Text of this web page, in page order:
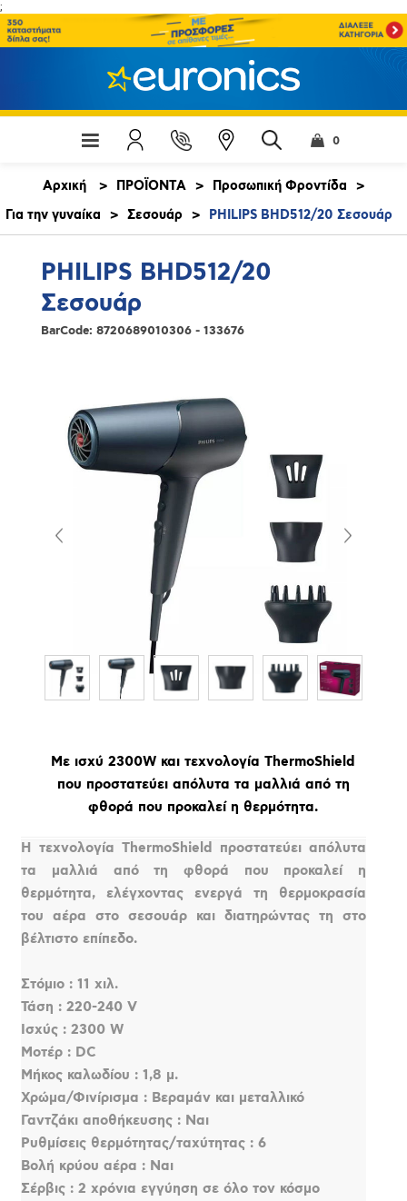
;
0
Αρχική > ΠΡΟΪΟΝΤΑ > Προσωπική Φροντίδα
>
Για την γυναίκα
> Σεσουάρ > PHILIPS BHD512/20 Σεσουάρ
PHILIPS BHD512/20
Σεσουάρ
BarCode: 8720689010306 - 133676
Με ισχύ 2300W και τεχνολογία ThermoShield
που προστατεύει απόλυτα τα μαλλιά από τη
φθορά που προκαλεί η θερμότητα.
Η τεχνολογία ThermoShield προστατεύει απόλυτα
τα μαλλιά από τη φθορά που προκαλεί η
θερμότητα, ελέγχοντας ενεργά τη θερμοκρασία
του αέρα στο σεσουάρ και διατηρώντας τη στο
βέλτιστο επίπεδο.
Στόμιο : 11 χιλ.
Τάση : 220-240 V
Ισχύς : 2300 W
Μοτέρ : DC
Μήκος καλωδίου : 1,8 μ.
Χρώμα/Φινίρισμα : Βεραμάν και μεταλλικό
Γαντζάκι αποθήκευσης : Ναι
Ρυθμίσεις θερμότητας/ταχύτητας : 6
Βολή κρύου αέρα : Ναι
Σέρβις : 2 χρόνια εγγύηση σε όλο τον κόσμο